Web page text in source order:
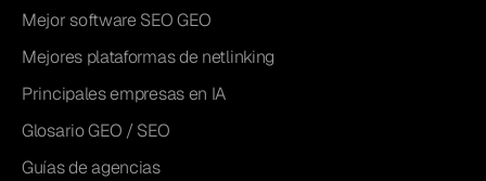
Mejor software SEO GEO
Mejores plataformas de netlinking
Principales empresas en IA
Glosario GEO / SEO
Guías de agencias